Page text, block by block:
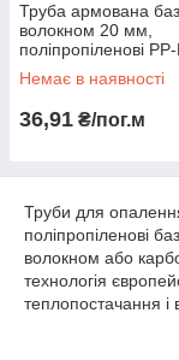
Труба армована
волокном 20 мм,
поліпропіленові
Basalt Plus, Hydro
Словаччина
Немає в наявності
36,91 ₴/пог.м
Труби для
поліпропіленові
волокном або
технологія
теплопостачання і
поступається